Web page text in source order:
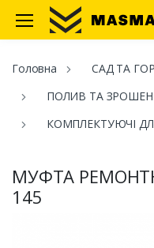
Masmart
Головна
САД ТА
ПОЛИВ ТА
КОМПЛЕКТУЮЧІ
МУФТА
145